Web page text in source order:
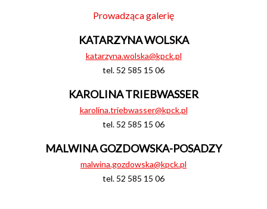
Prowadząca galerię
KATARZYNA WOLSKA
katarzyna.wolska@kpck.pl
tel. 52 585 15 06
KAROLINA TRIEBWASSER
karolina.triebwasser@kpck.pl
tel. 52 585 15 06
MALWINA GOZDOWSKA-POSADZY
malwina.gozdowska@kpck.pl
tel. 52 585 15 06